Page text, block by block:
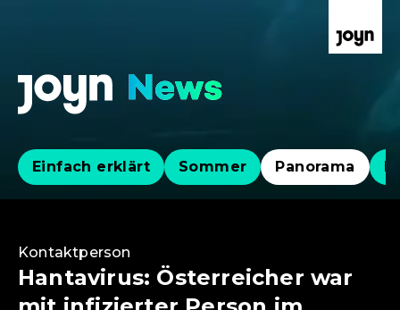
Einfach erklärt Sommer Panorama
Kontaktperson
Hantavirus: Österreicher war